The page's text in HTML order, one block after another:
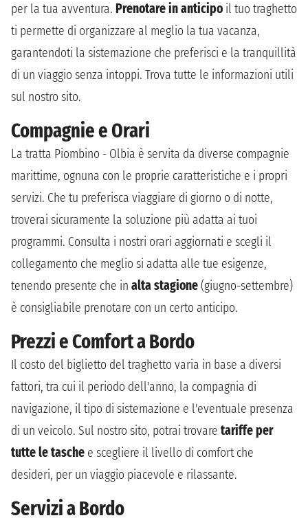
per la tua avventura. Prenotare in anticipo il tuo traghetto
ti permette di organizzare al meglio la tua vacanza,
garantendoti la sistemazione che preferisci e la tranquillità
di un viaggio senza intoppi. Trova tutte le informazioni utili
sul nostro sito.
Compagnie e Orari
La tratta Piombino - Olbia è servita da diverse compagnie
marittime, ognuna con le proprie caratteristiche e i propri
servizi. Che tu preferisca viaggiare di giorno o di notte,
troverai sicuramente la soluzione più adatta ai tuoi
programmi. Consulta i nostri orari aggiornati e scegli il
collegamento che meglio si adatta alle tue esigenze,
tenendo presente che in alta stagione(giugno-settembre)
è consigliabile prenotare con un certo anticipo.
Prezzi e Comfort a Bordo
Il costo del biglietto del traghetto varia in base a diversi
fattori, tra cui il periodo dell'anno, la compagnia di
navigazione, il tipo di sistemazione e l'eventuale presenza
di un veicolo. Sul nostro sito, potrai trovare tariffe per
tutte le tasche e scegliere il livello di comfort che
desideri, per un viaggio piacevole e rilassante.
Servizi a Bordo